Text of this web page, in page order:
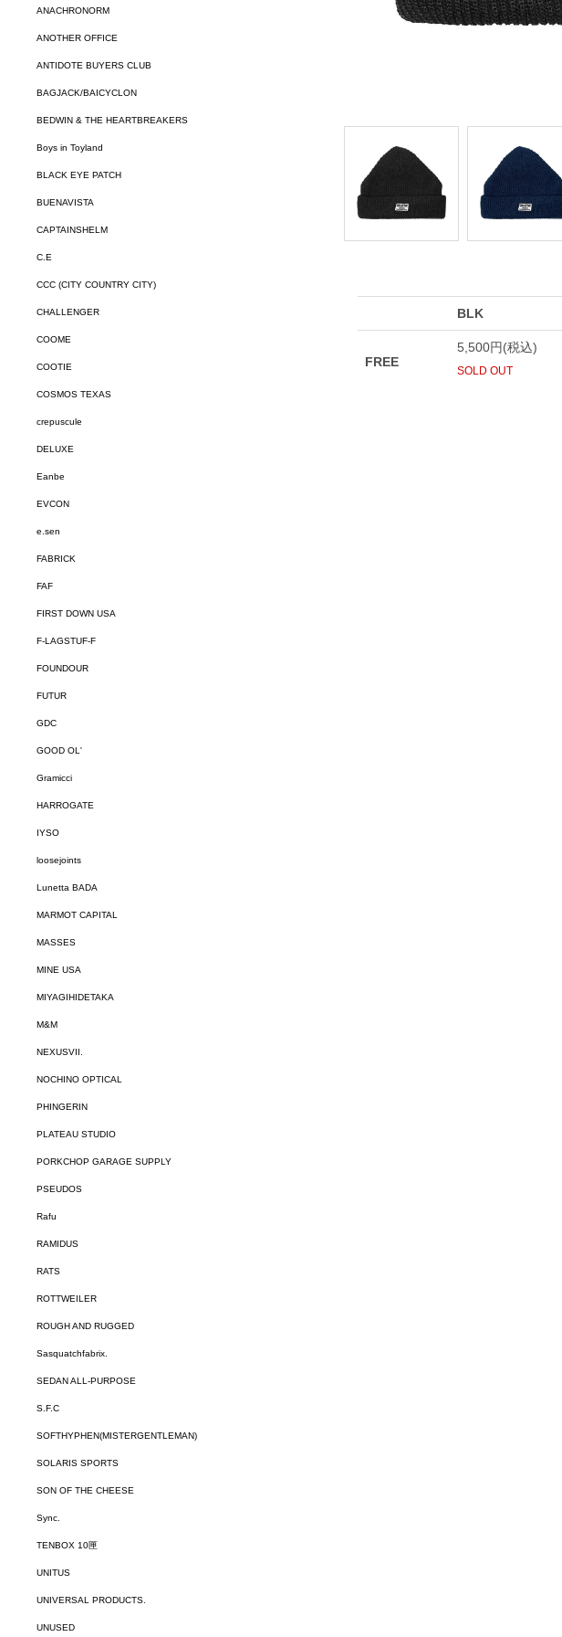
ANACHRONORM
ANOTHER OFFICE
ANTIDOTE BUYERS CLUB
BAGJACK/BAICYCLON
BEDWIN & THE HEARTBREAKERS
Boys in Toyland
BLACK EYE PATCH
BUENAVISTA
CAPTAINSHELM
C.E
CCC (CITY COUNTRY CITY)
CHALLENGER
COOME
COOTIE
COSMOS TEXAS
crepuscule
DELUXE
Eanbe
EVCON
e.sen
FABRICK
FAF
FIRST DOWN USA
F-LAGSTUF-F
FOUNDOUR
FUTUR
GDC
GOOD OL'
Gramicci
HARROGATE
IYSO
loosejoints
Lunetta BADA
MARMOT CAPITAL
MASSES
MINE USA
MIYAGIHIDETAKA
M&M
NEXUSVII.
NOCHINO OPTICAL
PHINGERIN
PLATEAU STUDIO
PORKCHOP GARAGE SUPPLY
PSEUDOS
Rafu
RAMIDUS
RATS
ROTTWEILER
ROUGH AND RUGGED
Sasquatchfabrix.
SEDAN ALL-PURPOSE
S.F.C
SOFTHYPHEN(MISTERGENTLEMAN)
SOLARIS SPORTS
SON OF THE CHEESE
Sync.
TENBOX 10匣
UNITUS
UNIVERSAL PRODUCTS.
UNUSED